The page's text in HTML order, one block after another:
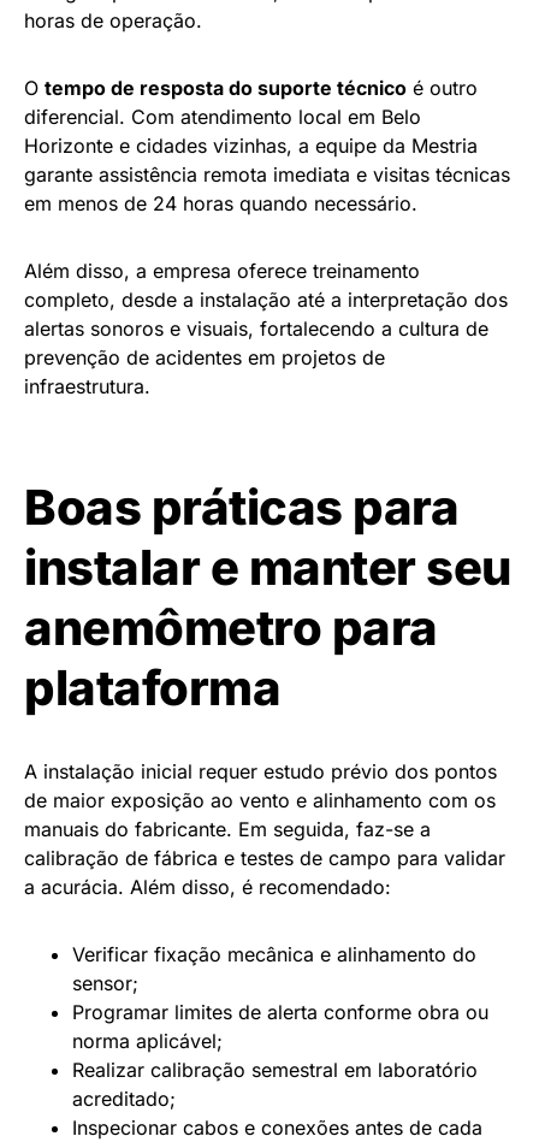
horas de operação.
O tempo de resposta do suporte técnico é outro
diferencial. Com atendimento local em Belo
Horizonte e cidades vizinhas, a equipe da Mestria
garante assistência remota imediata e visitas técnicas
em menos de 24 horas quando necessário.
Além disso, a empresa oferece treinamento
completo, desde a instalação até a interpretação dos
alertas sonoros e visuais, fortalecendo a cultura de
prevenção de acidentes em projetos de
infraestrutura.
Boas práticas para
instalar e manter seu
anemômetro para
plataforma
A instalação inicial requer estudo prévio dos pontos
de maior exposição ao vento e alinhamento com os
manuais do fabricante. Em seguida, faz-se a
calibração de fábrica e testes de campo para validar
a acurácia. Além disso, é recomendado:
Verificar fixação mecânica e alinhamento do
sensor;
Programar limites de alerta conforme obra ou
norma aplicável;
Realizar calibração semestral em laboratório
acreditado;
Inspecionar cabos e conexões antes de cada